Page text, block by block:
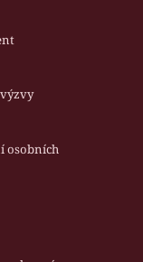
osobních